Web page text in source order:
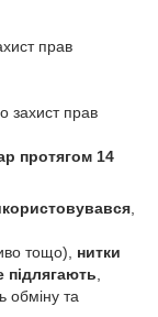
прав
захист прав
протягом 14
тощо), нитки
підлягають
обміну та